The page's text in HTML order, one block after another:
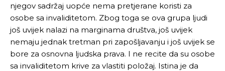
njegov sadržaj uopće nema pretjerane koristi za
osobe sa invaliditetom. Zbog toga se ova grupa ljudi
još uvijek nalazi na marginama društva, još uvijek
nemaju jednak tretman pri zapošljavanju i još uvijek se
bore za osnovna ljudska prava. I ne recite da su osobe
sa invaliditetom krive za vlastiti položaj. Istina je da